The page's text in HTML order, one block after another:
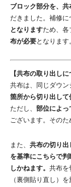
ブロック部分を、
だきました。補修に
となりますため、
布が必要となります。
【共布の取り出しに
共布は、同じダウ
箇所から切り出して
ただし、 部位によ
ございます。その
また、 共布の切り
を基準にこちらで判
しかねます。 共布を
（裏側貼り直し）を